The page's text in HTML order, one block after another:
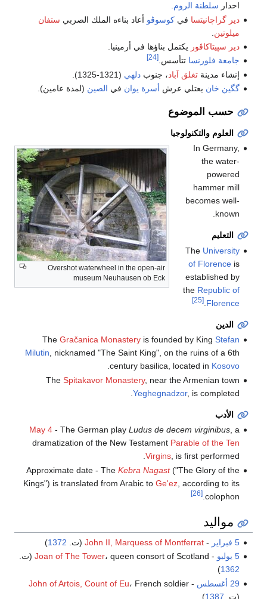
احدار سلطنة الروم.
دير گراچانيتسا فيكوسوڤو أعاد بناءه الملك الصربي ستفان
ميلوتين
دير سپيتاكاڤور يكتمل بناؤها في أرمينيا.
جامعة فلورنسا تتأسس.[24]
إنشاء مدينةتغلق آباد، جنوبدلهي (1321-1325).
گگين خان يعتلي عرش أسرة يوان في الصين (لمدة عامين).
حسب الموضوع
العلوم والتكنولوجيا
Overshot waterwheel in the open-air
museum Neuhausen ob Eck
In Germany,
the water-
powered
hammer mill
becomes well-
known.
التعليم
The University
of Florenceis
established by
the Republic of
Florence
.
[25]
الدين
The Gračanica Monasteryis founded by King Stefan
Milutin, nicknamed "The Saint King", on the ruins of a 6th
century basilica, located in Kosovo
.
The Spitakavor Monastery, near the Armenian town
Yeghegnadzor, is completed.
الأدب
May 4- The German play Ludus de decem virginibus, a
dramatization of the New Testament Parable of the Ten
Virgins, is first performed.
Approximate date - The Kebra Nagast("The Glory of the
Kings") is translated from Arabic to Ge'ez, according to its
colophon.
[26]
مواليد
5 فبراير -
John II, Marquess of Montferrat (ت. 1372
)
5 يوليو
-
Joan of The Tower، queen consort of Scotland (ت.
1362
)
29 أغسطس
-
John of Artois, Count of Eu، French soldier
(ت. 1387
)